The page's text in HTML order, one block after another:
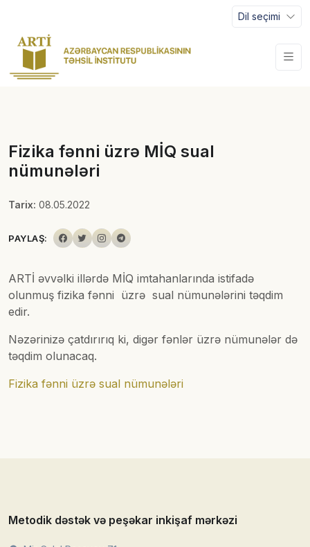
Dil seçimi
Fizika fənni üzrə MİQ sual
nümunələri
Tarix: 08.05.2022
PAYLAŞ:
ARTİ əvvəlki illərdə MİQ imtahanlarında istifadə
olunmuş fizika fənni üzrə sual nümunələrini təqdim
edir.
Nəzərinizə çatdırırıq ki, digər fənlər üzrə nümunələr də
təqdim olunacaq.
Fizika fənni üzrə sual nümunələri
Metodik dəstək və peşəkar inkişaf mərkəzi